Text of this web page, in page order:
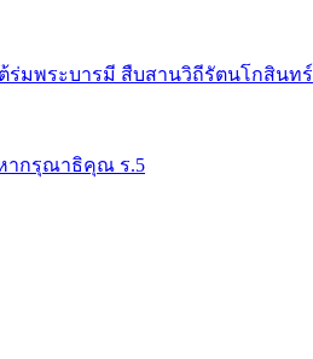
ร่มพระบารมี สืบสานวิถีรัตนโกสินทร์
ากรุณาธิคุณ ร.5